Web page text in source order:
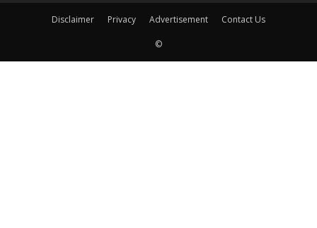
Disclaimer Privacy Advertisement Contact Us
©